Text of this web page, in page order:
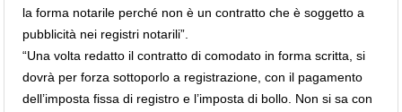
la forma notarile perché non è un contratto che è soggetto a
pubblicità nei registri notarili”.
“Una volta redatto il contratto di comodato in forma scritta, si
dovrà per forza sottoporlo a registrazione, con il pagamento
dell’imposta fissa di registro e l’imposta di bollo. Non si sa con